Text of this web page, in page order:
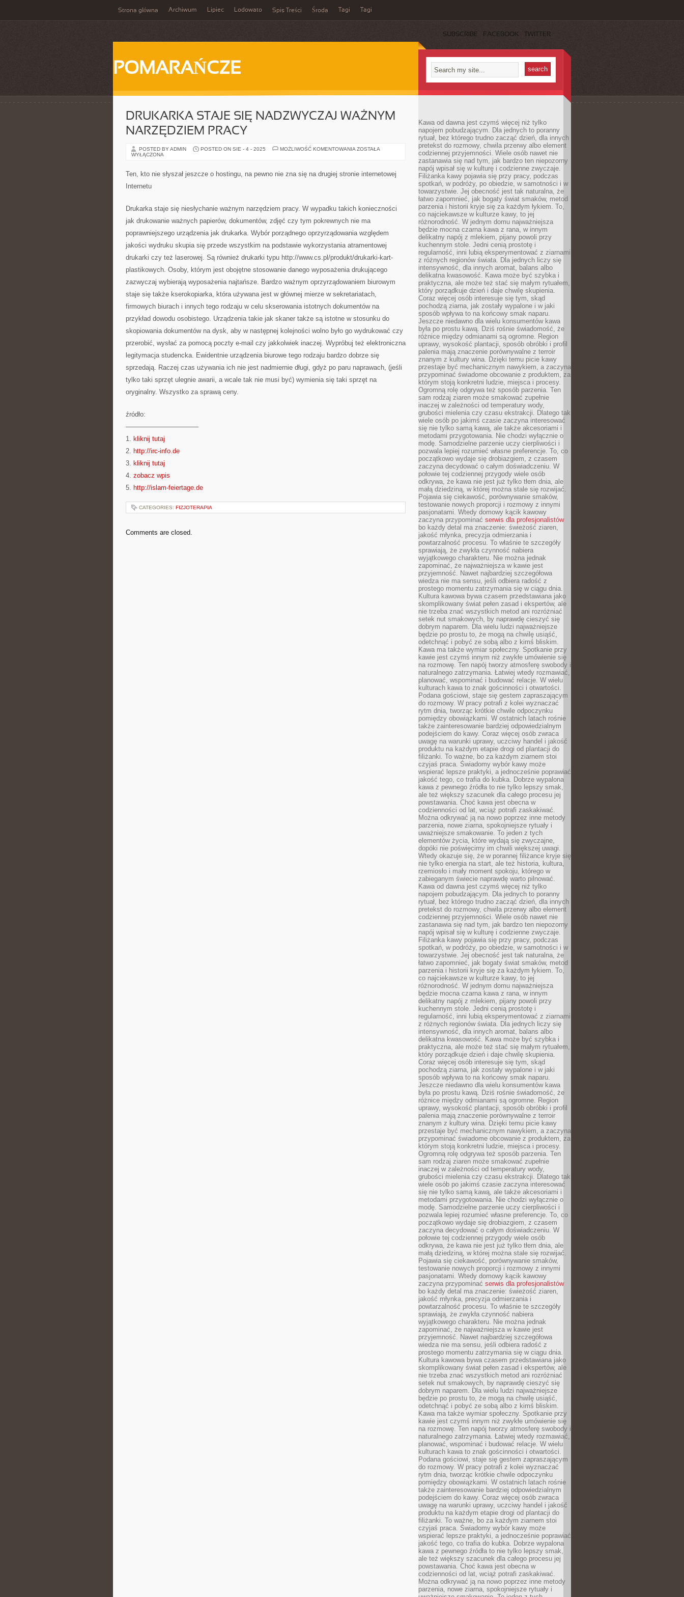
Strona główna Archiwum Lipiec Lodowato Spis Treści Środa Tagi Tagi
SUBSCRIBE FACEBOOK TWITTER
POMARAŃCZE
DRUKARKA STAJE SIĘ NADZWYCZAJ WAŻNYM
NARZĘDZIEM PRACY
POSTED BY ADMIN POSTED ON SIE - 4 - 2025 MOŻLIWOŚĆ KOMENTOWANIA DRUKARKA
WAŻNYM
NARZĘDZIEM
ZOSTAŁA
WYŁĄCZONA
Ten, kto nie słyszał jeszcze o hostingu, na pewno nie zna się na drugiej stronie internetowej
Internetu
Drukarka staje się niesłychanie ważnym narzędziem pracy. W wypadku takich konieczności
jak drukowanie ważnych papierów, dokumentów, zdjęć czy tym pokrewnych nie ma
poprawniejszego urządzenia jak drukarka. Wybór porządnego oprzyrządowania względem
jakości wydruku skupia się przede wszystkim na podstawie wykorzystania atramentowej
drukarki czy też laserowej. Są również drukarki typu http://www.cs.pl/produkt/drukarki-kart-
plastikowych. Osoby, którym jest obojętne stosowanie danego wyposażenia drukującego
zazwyczaj wybierają wyposażenia najtańsze. Bardzo ważnym oprzyrządowaniem biurowym
staje się także kserokopiarka, która używana jest w głównej mierze w sekretariatach,
firmowych biurach i innych tego rodzaju w celu skserowania istotnych dokumentów na
przykład dowodu osobistego. Urządzenia takie jak skaner także są istotne w stosunku do
skopiowania dokumentów na dysk, aby w następnej kolejności wolno było go wydrukować czy
przerobić, wysłać za pomocą poczty e-mail czy jakkolwiek inaczej. Wypróbuj też elektroniczna
legitymacja studencka. Ewidentnie urządzenia biurowe tego rodzaju bardzo dobrze się
sprzedają. Raczej czas używania ich nie jest nadmiernie długi, gdyż po paru naprawach, (jeśli
tylko taki sprzęt ulegnie awarii, a wcale tak nie musi być) wymienia się taki sprzęt na
oryginalny. Wszystko za sprawą ceny.
źródło:
———————————
1. kliknij tutaj
2. http://irc-info.de
3. kliknij tutaj
4. zobacz wpis
5. http://islam-feiertage.de
CATEGORIES: FIZJOTERAPIA
Comments are closed.
Kawa od dawna jest czymś więcej niż tylko
napojem pobudzającym. Dla jednych to poranny
rytuał, bez którego trudno zacząć dzień, dla innych
pretekst do rozmowy, chwila przerwy albo element
codziennej przyjemności. Wiele osób nawet nie
zastanawia się nad tym, jak bardzo ten niepozorny
napój wpisał się w kulturę i codzienne zwyczaje.
Filiżanka kawy pojawia się przy pracy, podczas
spotkań, w podróży, po obiedzie, w samotności i w
towarzystwie. Jej obecność jest tak naturalna, że
łatwo zapomnieć, jak bogaty świat smaków, metod
parzenia i historii kryje się za każdym łykiem. To,
co najciekawsze w kulturze kawy, to jej
różnorodność. W jednym domu najważniejsza
będzie mocna czarna kawa z rana, w innym
delikatny napój z mlekiem, pijany powoli przy
kuchennym stole. Jedni cenią prostotę i
regularność, inni lubią eksperymentować z ziarnami
z różnych regionów świata. Dla jednych liczy się
intensywność, dla innych aromat, balans albo
delikatna kwasowość. Kawa może być szybka i
praktyczna, ale może też stać się małym rytuałem,
który porządkuje dzień i daje chwilę skupienia.
Coraz więcej osób interesuje się tym, skąd
pochodzą ziarna, jak zostały wypalone i w jaki
sposób wpływa to na końcowy smak naparu.
Jeszcze niedawno dla wielu konsumentów kawa
była po prostu kawą. Dziś rośnie świadomość, że
różnice między odmianami są ogromne. Region
uprawy, wysokość plantacji, sposób obróbki i profil
palenia mają znaczenie porównywalne z terroir
znanym z kultury wina. Dzięki temu picie kawy
przestaje być mechanicznym nawykiem, a zaczyna
przypominać świadome obcowanie z produktem, za
którym stoją konkretni ludzie, miejsca i procesy.
Ogromną rolę odgrywa też sposób parzenia. Ten
sam rodzaj ziaren może smakować zupełnie
inaczej w zależności od temperatury wody,
grubości mielenia czy czasu ekstrakcji. Dlatego tak
wiele osób po jakimś czasie zaczyna interesować
się nie tylko samą kawą, ale także akcesoriami i
metodami przygotowania. Nie chodzi wyłącznie o
modę. Samodzielne parzenie uczy cierpliwości i
pozwala lepiej rozumieć własne preferencje. To, co
początkowo wydaje się drobiazgiem, z czasem
zaczyna decydować o całym doświadczeniu. W
połowie tej codziennej przygody wiele osób
odkrywa, że kawa nie jest już tylko tłem dnia, ale
małą dziedziną, w której można stale się rozwijać.
Pojawia się ciekawość, porównywanie smaków,
testowanie nowych proporcji i rozmowy z innymi
pasjonatami. Wtedy domowy kącik kawowy
zaczyna przypominać serwis dla profesjonalistów
bo każdy detal ma znaczenie: świeżość ziaren,
jakość młynka, precyzja odmierzania i
powtarzalność procesu. To właśnie te szczegóły
sprawiają, że zwykła czynność nabiera
wyjątkowego charakteru. Nie można jednak
zapominać, że najważniejsza w kawie jest
przyjemność. Nawet najbardziej szczegółowa
wiedza nie ma sensu, jeśli odbiera radość z
prostego momentu zatrzymania się w ciągu dnia.
Kultura kawowa bywa czasem przedstawiana jako
skomplikowany świat pełen zasad i ekspertów, ale
nie trzeba znać wszystkich metod ani rozróżniać
setek nut smakowych, by naprawdę cieszyć się
dobrym naparem. Dla wielu ludzi najważniejsze
będzie po prostu to, że mogą na chwilę usiąść,
odetchnąć i pobyć ze sobą albo z kimś bliskim.
Kawa ma także wymiar społeczny. Spotkanie przy
kawie jest czymś innym niż zwykłe umówienie się
na rozmowę. Ten napój tworzy atmosferę swobody i
naturalnego zatrzymania. Łatwiej wtedy rozmawiać,
planować, wspominać i budować relacje. W wielu
kulturach kawa to znak gościnności i otwartości.
Podana gościowi, staje się gestem zapraszającym
do rozmowy. W pracy potrafi z kolei wyznaczać
rytm dnia, tworząc krótkie chwile odpoczynku
pomiędzy obowiązkami. W ostatnich latach rośnie
także zainteresowanie bardziej odpowiedzialnym
podejściem do kawy. Coraz więcej osób zwraca
uwagę na warunki uprawy, uczciwy handel i jakość
produktu na każdym etapie drogi od plantacji do
filiżanki. To ważne, bo za każdym ziarnem stoi
czyjaś praca. Świadomy wybór kawy może
wspierać lepsze praktyki, a jednocześnie poprawiać
jakość tego, co trafia do kubka. Dobrze wypalona
kawa z pewnego źródła to nie tylko lepszy smak,
ale też większy szacunek dla całego procesu jej
powstawania. Choć kawa jest obecna w
codzienności od lat, wciąż potrafi zaskakiwać.
Można odkrywać ją na nowo poprzez inne metody
parzenia, nowe ziarna, spokojniejsze rytuały i
uważniejsze smakowanie. To jeden z tych
elementów życia, które wydają się zwyczajne,
dopóki nie poświęcimy im chwili większej uwagi.
Wtedy okazuje się, że w porannej filiżance kryje się
nie tylko energia na start, ale też historia, kultura,
rzemiosło i mały moment spokoju, którego w
zabieganym świecie naprawdę warto pilnować.
Kawa od dawna jest czymś więcej niż tylko
napojem pobudzającym. Dla jednych to poranny
rytuał, bez którego trudno zacząć dzień, dla innych
pretekst do rozmowy, chwila przerwy albo element
codziennej przyjemności. Wiele osób nawet nie
zastanawia się nad tym, jak bardzo ten niepozorny
napój wpisał się w kulturę i codzienne zwyczaje.
Filiżanka kawy pojawia się przy pracy, podczas
spotkań, w podróży, po obiedzie, w samotności i w
towarzystwie. Jej obecność jest tak naturalna, że
łatwo zapomnieć, jak bogaty świat smaków, metod
parzenia i historii kryje się za każdym łykiem. To,
co najciekawsze w kulturze kawy, to jej
różnorodność. W jednym domu najważniejsza
będzie mocna czarna kawa z rana, w innym
delikatny napój z mlekiem, pijany powoli przy
kuchennym stole. Jedni cenią prostotę i
regularność, inni lubią eksperymentować z ziarnami
z różnych regionów świata. Dla jednych liczy się
intensywność, dla innych aromat, balans albo
delikatna kwasowość. Kawa może być szybka i
praktyczna, ale może też stać się małym rytuałem,
który porządkuje dzień i daje chwilę skupienia.
Coraz więcej osób interesuje się tym, skąd
pochodzą ziarna, jak zostały wypalone i w jaki
sposób wpływa to na końcowy smak naparu.
Jeszcze niedawno dla wielu konsumentów kawa
była po prostu kawą. Dziś rośnie świadomość, że
różnice między odmianami są ogromne. Region
uprawy, wysokość plantacji, sposób obróbki i profil
palenia mają znaczenie porównywalne z terroir
znanym z kultury wina. Dzięki temu picie kawy
przestaje być mechanicznym nawykiem, a zaczyna
przypominać świadome obcowanie z produktem, za
którym stoją konkretni ludzie, miejsca i procesy.
Ogromną rolę odgrywa też sposób parzenia. Ten
sam rodzaj ziaren może smakować zupełnie
inaczej w zależności od temperatury wody,
grubości mielenia czy czasu ekstrakcji. Dlatego tak
wiele osób po jakimś czasie zaczyna interesować
się nie tylko samą kawą, ale także akcesoriami i
metodami przygotowania. Nie chodzi wyłącznie o
modę. Samodzielne parzenie uczy cierpliwości i
pozwala lepiej rozumieć własne preferencje. To, co
początkowo wydaje się drobiazgiem, z czasem
zaczyna decydować o całym doświadczeniu. W
połowie tej codziennej przygody wiele osób
odkrywa, że kawa nie jest już tylko tłem dnia, ale
małą dziedziną, w której można stale się rozwijać.
Pojawia się ciekawość, porównywanie smaków,
testowanie nowych proporcji i rozmowy z innymi
pasjonatami. Wtedy domowy kącik kawowy
zaczyna przypominać serwis dla profesjonalistów
bo każdy detal ma znaczenie: świeżość ziaren,
jakość młynka, precyzja odmierzania i
powtarzalność procesu. To właśnie te szczegóły
sprawiają, że zwykła czynność nabiera
wyjątkowego charakteru. Nie można jednak
zapominać, że najważniejsza w kawie jest
przyjemność. Nawet najbardziej szczegółowa
wiedza nie ma sensu, jeśli odbiera radość z
prostego momentu zatrzymania się w ciągu dnia.
Kultura kawowa bywa czasem przedstawiana jako
skomplikowany świat pełen zasad i ekspertów, ale
nie trzeba znać wszystkich metod ani rozróżniać
setek nut smakowych, by naprawdę cieszyć się
dobrym naparem. Dla wielu ludzi najważniejsze
będzie po prostu to, że mogą na chwilę usiąść,
odetchnąć i pobyć ze sobą albo z kimś bliskim.
Kawa ma także wymiar społeczny. Spotkanie przy
kawie jest czymś innym niż zwykłe umówienie się
na rozmowę. Ten napój tworzy atmosferę swobody i
naturalnego zatrzymania. Łatwiej wtedy rozmawiać,
planować, wspominać i budować relacje. W wielu
kulturach kawa to znak gościnności i otwartości.
Podana gościowi, staje się gestem zapraszającym
do rozmowy. W pracy potrafi z kolei wyznaczać
rytm dnia, tworząc krótkie chwile odpoczynku
pomiędzy obowiązkami. W ostatnich latach rośnie
także zainteresowanie bardziej odpowiedzialnym
podejściem do kawy. Coraz więcej osób zwraca
uwagę na warunki uprawy, uczciwy handel i jakość
produktu na każdym etapie drogi od plantacji do
filiżanki. To ważne, bo za każdym ziarnem stoi
czyjaś praca. Świadomy wybór kawy może
wspierać lepsze praktyki, a jednocześnie poprawiać
jakość tego, co trafia do kubka. Dobrze wypalona
kawa z pewnego źródła to nie tylko lepszy smak,
ale też większy szacunek dla całego procesu jej
powstawania. Choć kawa jest obecna w
codzienności od lat, wciąż potrafi zaskakiwać.
Można odkrywać ją na nowo poprzez inne metody
parzenia, nowe ziarna, spokojniejsze rytuały i